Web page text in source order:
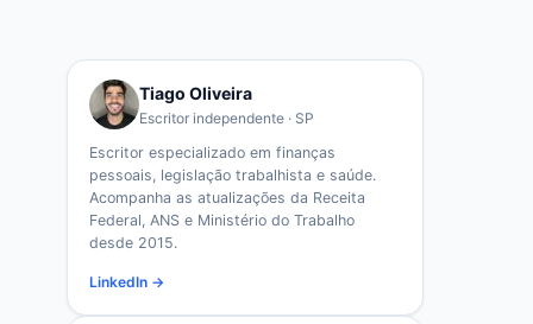
Tiago Oliveira
Escritor independente · SP
Escritor especializado em finanças
pessoais, legislação trabalhista e saúde.
Acompanha as atualizações da Receita
Federal, ANS e Ministério do Trabalho
desde 2015.
LinkedIn →